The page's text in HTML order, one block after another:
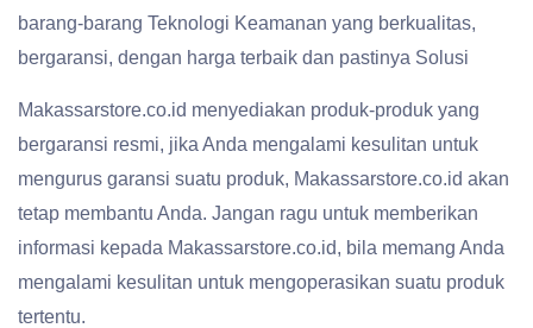
barang-barang Teknologi Keamanan yang berkualitas,
bergaransi, dengan harga terbaik dan pastinya Solusi
Makassarstore.co.id menyediakan produk-produk yang
bergaransi resmi, jika Anda mengalami kesulitan untuk
mengurus garansi suatu produk, Makassarstore.co.id akan
tetap membantu Anda. Jangan ragu untuk memberikan
informasi kepada Makassarstore.co.id, bila memang Anda
mengalami kesulitan untuk mengoperasikan suatu produk
tertentu.